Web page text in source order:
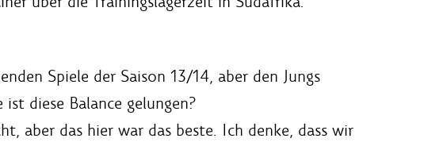
Spiele der Saison 13/14, aber den Jungs
diese Balance gelungen?
aber das hier war das beste. Ich denke, dass wir